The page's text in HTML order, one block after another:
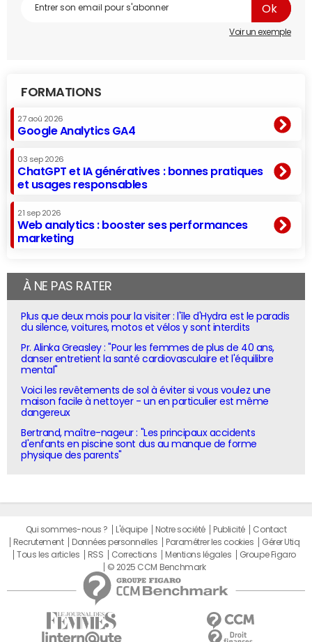
Voir un exemple
FORMATIONS
27 aoû 2026
Google Analytics GA4
03 sep 2026
ChatGPT et IA génératives : bonnes pratiques
et usages responsables
21 sep 2026
Web analytics : booster ses performances
marketing
À NE PAS RATER
Plus que deux mois pour la visiter : l'île d'Hydra est le paradis
du silence, voitures, motos et vélos y sont interdits
Pr. Alinka Greasley : "Pour les femmes de plus de 40 ans,
danser entretient la santé cardiovasculaire et l'équilibre
mental"
Voici les revêtements de sol à éviter si vous voulez une
maison facile à nettoyer - un en particulier est même
dangereux
Bertrand, maître-nageur : "Les principaux accidents
d'enfants en piscine sont dus au manque de forme
physique des parents"
Qui sommes-nous ? L'équipe Notre société Publicité
Contact
Recrutement
Données personnelles Paramétrer les cookies
Gérer Utiq
Tous les articles
RSS Corrections Mentions légales
Groupe Figaro
© 2025 CCM Benchmark